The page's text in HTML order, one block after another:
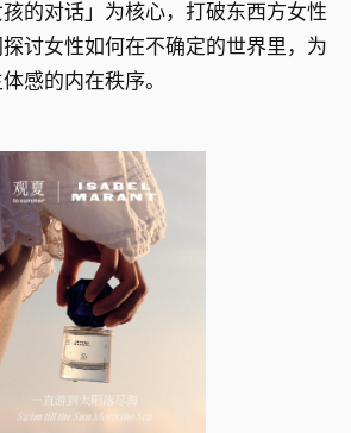
的对话」为核心，打破东西方女性
讨女性如何在不确定的世界里，为
感的内在秩序。